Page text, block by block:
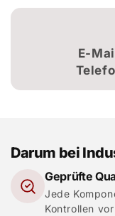
E-
Darum bei
Geprüfte
Jede
Kontrollen